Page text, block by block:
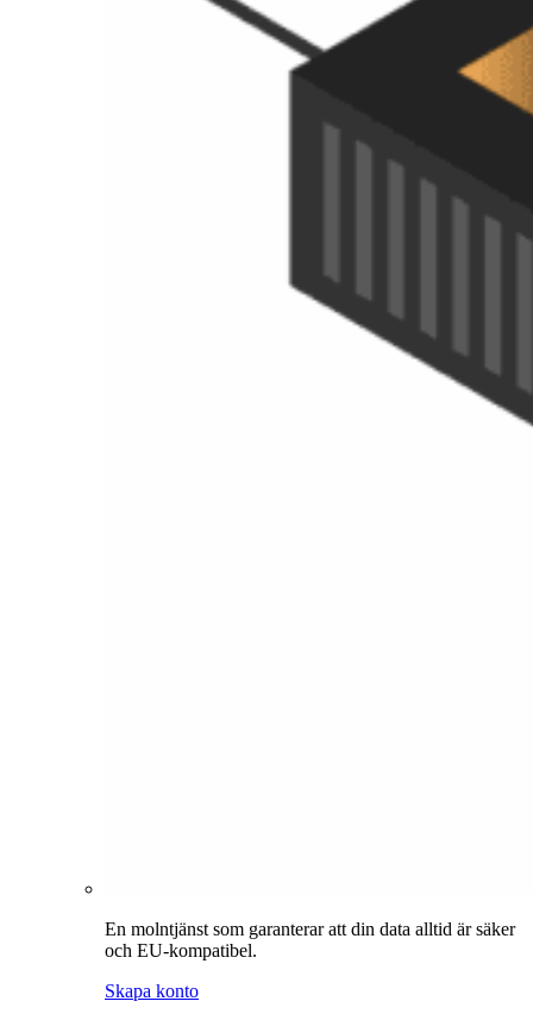
En molntjänst som garanterar att din data alltid är säker
och EU-kompatibel.
Skapa konto